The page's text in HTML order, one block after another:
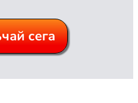
сега